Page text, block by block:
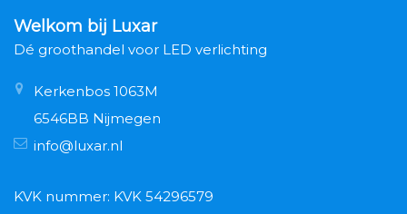
Welkom bij Luxar
Dé groothandel voor LED verlichting
Kerkenbos 1063M
6546BB Nijmegen
info@luxar.nl
KVK nummer: KVK 54296579